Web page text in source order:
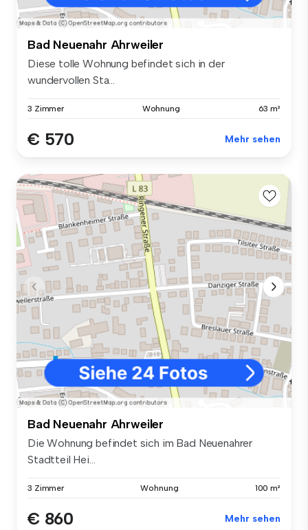
Bad Neuenahr Ahrweiler
Diese tolle Wohnung befindet sich in der
wundervollen Sta...
3 Zimmer Wohnung 63 m²
€ 570 Mehr sehen
Bad Neuenahr Ahrweiler
Die Wohnung befindet sich im Bad Neuenahrer
Stadtteil Hei...
3 Zimmer Wohnung 100 m²
€ 860 Mehr sehen